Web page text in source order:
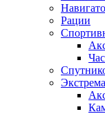
Рации